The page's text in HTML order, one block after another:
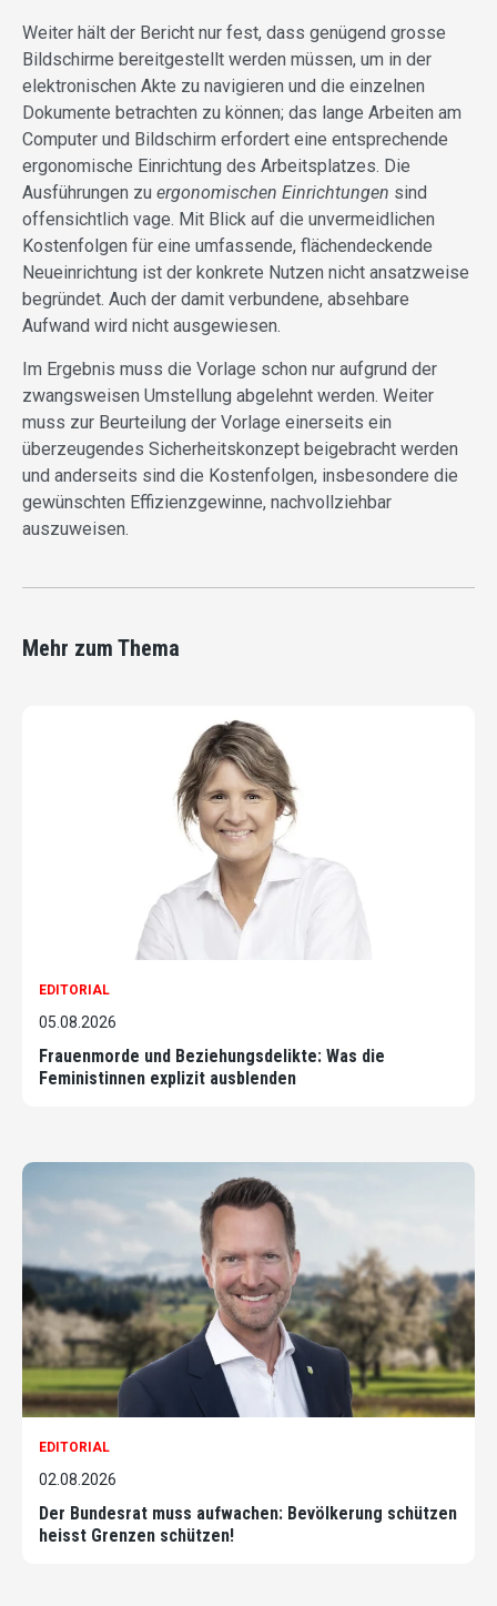
Weiter hält der Bericht nur fest, dass genügend grosse
Bildschirme bereitgestellt werden müssen, um in der
elektronischen Akte zu navigieren und die einzelnen
Dokumente betrachten zu können; das lange Arbeiten am
Computer und Bildschirm erfordert eine entsprechende
ergonomische Einrichtung des Arbeitsplatzes. Die
Ausführungen zu ergonomischen Einrichtungen sind
offensichtlich vage. Mit Blick auf die unvermeidlichen
Kostenfolgen für eine umfassende, flächendeckende
Neueinrichtung ist der konkrete Nutzen nicht ansatzweise
begründet. Auch der damit verbundene, absehbare
Aufwand wird nicht ausgewiesen.
Im Ergebnis muss die Vorlage schon nur aufgrund der
zwangsweisen Umstellung abgelehnt werden. Weiter
muss zur Beurteilung der Vorlage einerseits ein
überzeugendes Sicherheitskonzept beigebracht werden
und anderseits sind die Kostenfolgen, insbesondere die
gewünschten Effizienzgewinne, nachvollziehbar
auszuweisen.
Mehr zum Thema
EDITORIAL
05.08.2026
Frauenmorde und Beziehungsdelikte: Was die
Feministinnen explizit ausblenden
EDITORIAL
02.08.2026
Der Bundesrat muss aufwachen: Bevölkerung schützen
heisst Grenzen schützen!